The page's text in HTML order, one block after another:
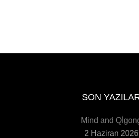
SON
Mind and
2 Haziran 2026